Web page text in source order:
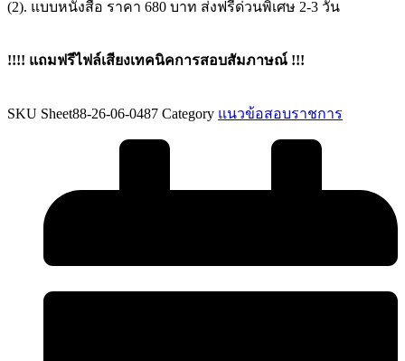
พนักงาน
สำนักงาน
จังหวัด
(2). แบบหนังสือ ราคา 680 บาท ส่งฟรีด่วนพิเศษ 2-3 วัน
!!!! แถมฟรีไฟล์เสียงเทคนิคการสอบสัมภาษณ์ !!!
SKU Sheet88-26-06-0487 Category แนวข้อสอบราชการ